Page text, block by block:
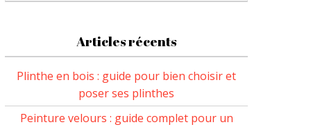
Articles récents
Plinthe en bois : guide pour bien choisir et
poser ses plinthes
Peinture velours : guide complet pour un